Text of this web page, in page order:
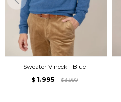
Sweater V neck - Blue
$ 1.995 $ 3.990